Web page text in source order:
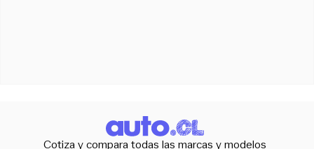
Cotiza y compara todas las marcas y modelos